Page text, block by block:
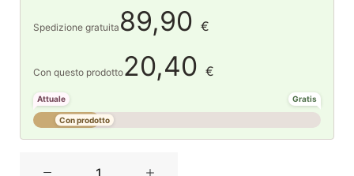
Spedizione gratuita 89,90 €
Con questo prodotto20,40 €
Attuale Gratis
Con prodotto